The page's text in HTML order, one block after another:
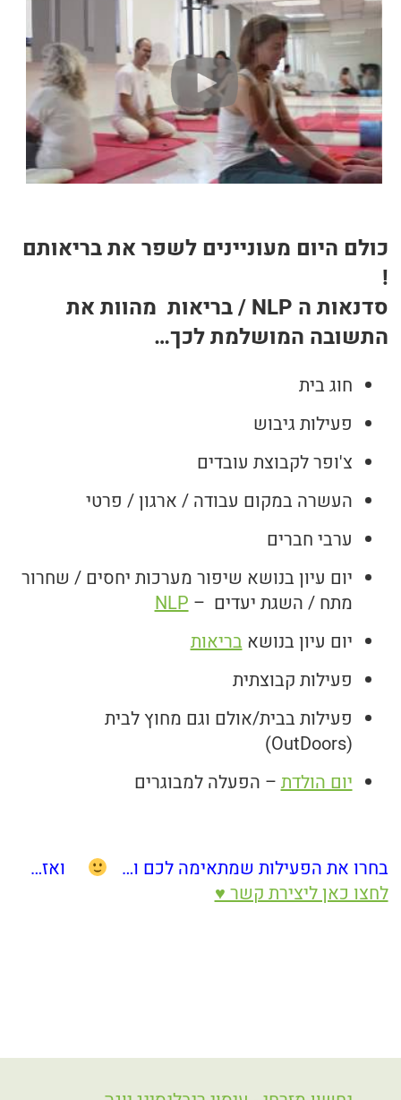
בריאות
תזונה
טיפולים
עיסוי
כולם היום מעוניינים לשפר את בריאותם
!
סדנאות ה NLP / בריאות מהוות את
התשובה המושלמת לכך…
חוג בית
פעילות גיבוש
צ'ופר לקבוצת עובדים
העשרה במקום עבודה / ארגון / פרטי
ערבי חברים
​​יום עיון בנושא שיפור מערכות יחסים / שחרור
מתח / השגת יעדים –NLP
יום עיון בנושאבריאות
​פעילות קבוצתית
​פעילות בבית/אולם וגם מחוץ לבית
(OutDoors)
יום הולדת– הפעלה למבוגרים
בחרו את הפעילות שמתאימה לכם ו…
ואז…
לחצו כאן ליצירת קשר ♥